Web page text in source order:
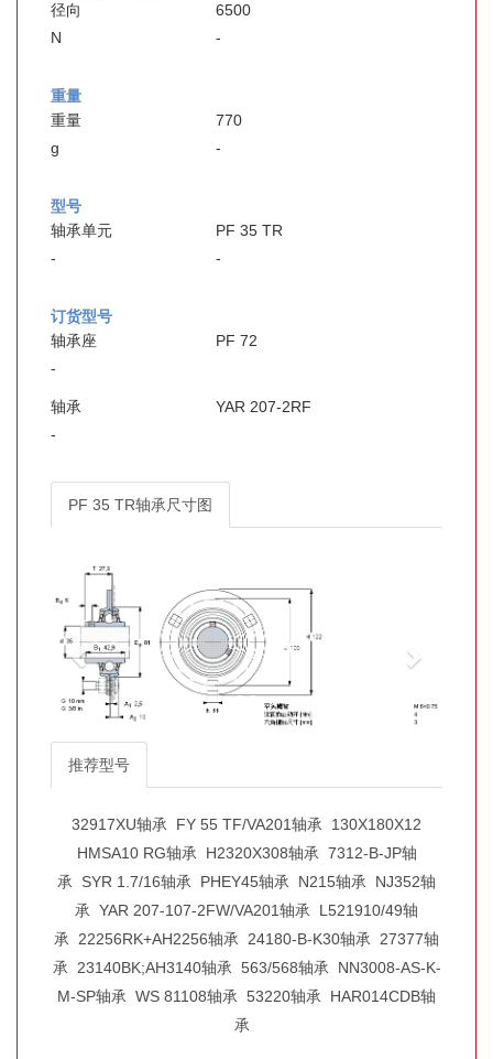
径向
6500
N
-
重量
重量
770
g
-
型号
轴承单元
PF 35 TR
-
-
订货型号
轴承座
PF 72
-
轴承
YAR 207-2RF
-
PF 35 TR轴承尺寸图
推荐型号
32917XU轴承 FY 55 TF/VA201轴承
130X180X12
HMSA10 RG轴承
H2320X308轴承 7312-B-JP轴
承
SYR 1.7/16轴承 PHEY45轴承 N215轴承
NJ352轴
承 YAR 207-107-2FW/VA201轴承
L521910/49轴
承
22256RK+AH2256轴承 24180-B-K30轴承
27377轴
承
23140BK;AH3140轴承 563/568轴承
NN3008-AS-K-
M-SP轴承 WS 81108轴承 53220轴承
HAR014CDB轴
承